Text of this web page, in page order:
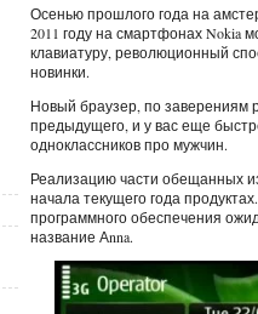
Осенью прошлого года на
2011 году на смартфонах Nokia
клавиатуру, революционный
новинки.
Новый браузер, по заверениям
предыдущего, и у вас еще
одноклассников про мужчин.
Реализацию части обещанных
начала текущего года
программного обеспечения
название Аnna.